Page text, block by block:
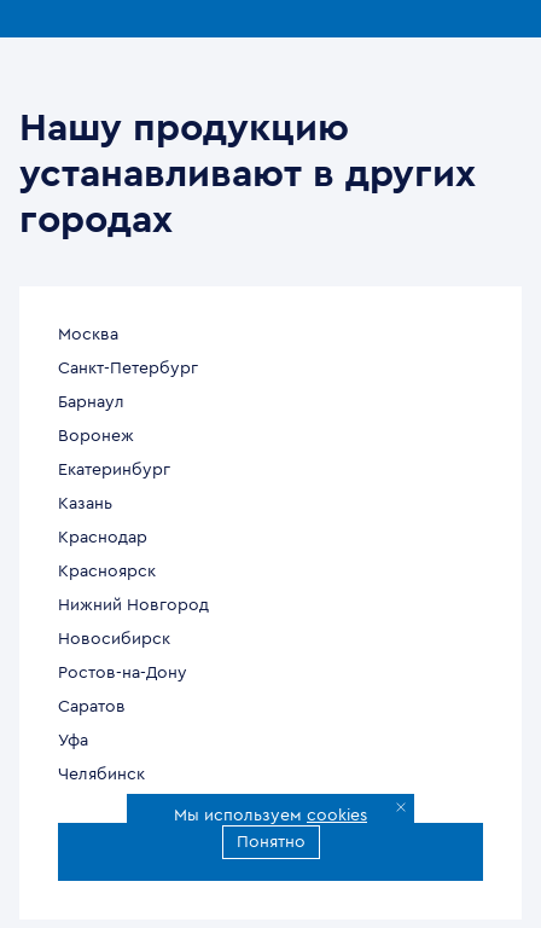
Нашу продукцию
устанавливают в других
городах
Москва
Санкт-Петербург
Барнаул
Воронеж
Екатеринбург
Казань
Краснодар
Красноярск
Нижний Новгород
Новосибирск
Ростов-на-Дону
Саратов
Уфа
Челябинск
Все города доставки
Мы используем cookies
Понятно